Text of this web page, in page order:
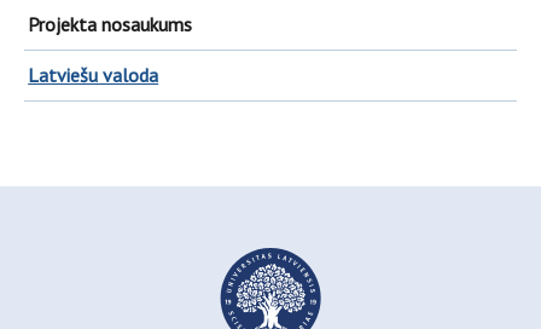
Projekta nosaukums
Latviešu valoda